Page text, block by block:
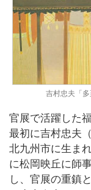
吉村忠夫「
官展で活躍した
最初に吉村忠夫
北九州市に生ま
に松岡映丘に師
し、官展の重鎮